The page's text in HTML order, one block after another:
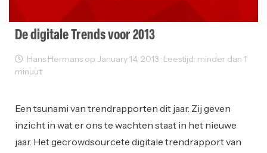
De digitale Trends voor 2013
Hans Hermans op January 14, 2013 · Leestijd: minder dan 1
minuut
Een tsunami van trendrapporten dit jaar. Zij geven
inzicht in wat er ons te wachten staat in het nieuwe
jaar. Het gecrowdsourcete digitale trendrapport van